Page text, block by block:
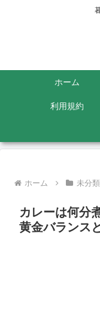
ホーム
利用規約
ホーム 未分類
カレーは何分
黄金バランス